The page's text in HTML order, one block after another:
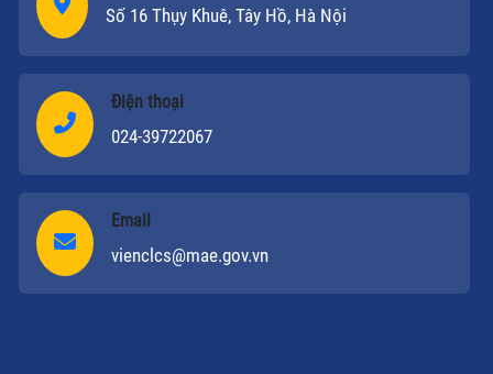
Số 16 Thụy Khuê, Tây Hồ, Hà Nội
Điện thoại
024-39722067
Email
vienclcs@mae.gov.vn